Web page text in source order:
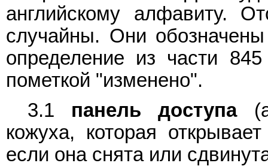
английскому алфавиту.
случайны. Они
определение из части
пометкой "изменено".
3.1 панель доступа
кожуха, которая
если она снята или